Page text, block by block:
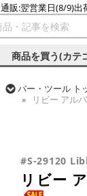
通販:翌営業日(8/9)出
商品を買う(カテ
バー・ツール ト
リビー アル
#S-29120
リビー